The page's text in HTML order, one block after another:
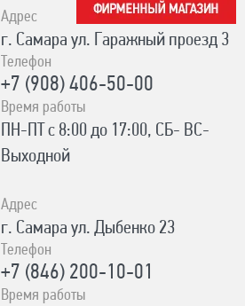
Адрес
г. Самара ул. Гаражный проезд 3
Телефон
+7 (908) 406-50-00
Время работы
ПН-ПТ с 8:00 до 17:00, СБ- ВС-
Выходной
Адрес
г. Самара ул. Дыбенко 23
Телефон
+7 (846) 200-10-01
Время работы